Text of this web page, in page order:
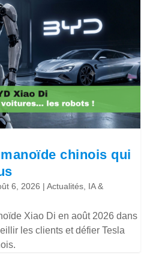
chinois qui
6, 2026 |Actualités IA &
Xiao Di en août 2026 dans
les clients et défier Tesla